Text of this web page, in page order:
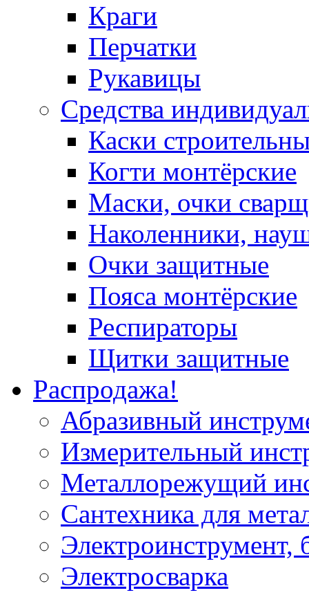
Краги
Перчатки
Рукавицы
Средства
Каски
Когти монтёрские
Маски, очки
Наколенники,
Очки защитные
Пояса монтёрские
Респираторы
Щитки защитные
Распродажа!
Абразивный
Измерительный
Металлорежущий
Сантехника для
Электроинструмент,
Электросварка